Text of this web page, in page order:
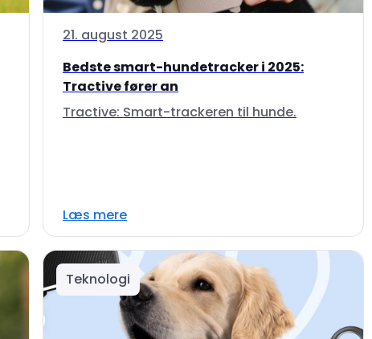
21. august 2025
Bedste smart-hundetracker i 2025:
Tractive fører an
Tractive: Smart-trackeren til hunde.
Læs mere
Teknologi